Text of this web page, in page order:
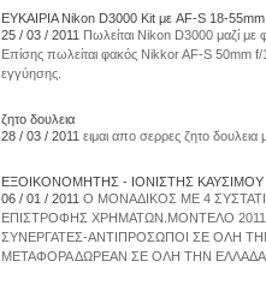
ΕΥΚΑΙΡΙΑ Nikon D3000 Kit με AF-S 18-
25 / 03 / 2011 Πωλείται Nikon D3000 μαζί
Επίσης πωλείται φακός Nikkor AF-S 50mm f/
εγγύησης.
ζητο δουλεια
28 / 03 / 2011 ειμαι απο σερρες ζητο δουλεια
ΕΞΟΙΚΟΝΟΜΗΤΗΣ - ΙΟΝΙΣΤΗΣ ΚΑΥΣΙΜΟΥ
06 / 01 / 2011 Ο ΜΟΝΑΔΙΚΟΣ ΜΕ 4
ΕΠΙΣΤΡΟΦΗΣ ΧΡΗΜΑΤΩΝ.ΜΟΝΤΕΛΟ
ΣΥΝΕΡΓΑΤΕΣ-ΑΝΤΙΠΡΟΣΩΠΟΙ ΣΕ ΟΛΗ
ΜΕΤΑΦΟΡΑ ΔΩΡΕΑΝ ΣΕ ΟΛΗ ΤΗΝ